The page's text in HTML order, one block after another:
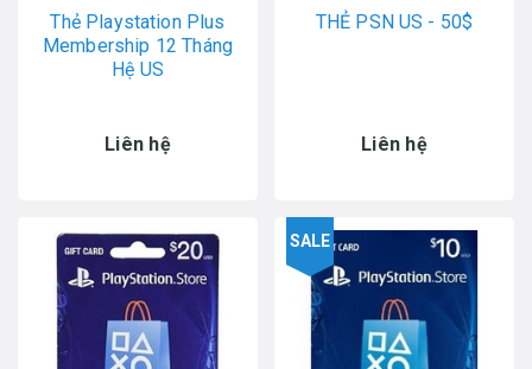
Thẻ Playstation Plus
Membership 12 Tháng
Hệ US
Liên hệ
THẺ PSN US - 50$
Liên hệ
SALE